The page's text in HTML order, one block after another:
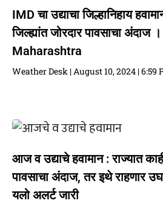
IMD चा उद्याचा जिल्हानिहाय
जिल्ह्यांत जोरदार पावसाचा
Maharashtra
Weather Desk August 10, 2024 6:59
आज व उद्याचे हवामान : राज्यात
पावसाचा अंदाज, तर इथे राहणार
यलो अलर्ट जारी